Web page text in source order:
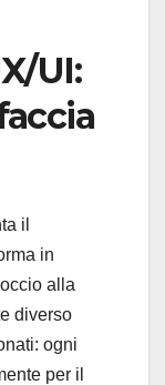
UI:
il
in
alla
diverso
ogni
per il